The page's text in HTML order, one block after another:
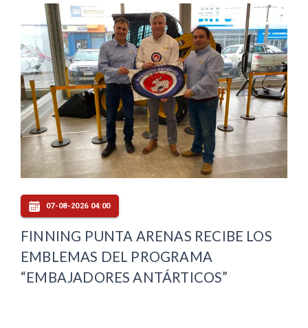
07-08-2026 04:00
FINNING PUNTA ARENAS RECIBE LOS
EMBLEMAS DEL PROGRAMA
“EMBAJADORES ANTÁRTICOS”